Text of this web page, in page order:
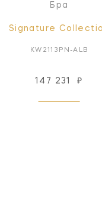
Бра
Signature
KW2113PN-ALB
147 231 ₽